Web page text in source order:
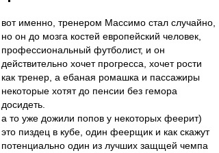
вот именно, тренером Массимо стал случайно,
но он до мозга костей европейский человек,
профессиональный футболист, и он
действительно хочет прогресса, хочет рости
как тренер, а ебаная ромашка и пассажиры
некоторые хотят до пенсии без гемора
досидеть.
а то уже дожили попов у некоторых феерит)
это пиздец в кубе, один феерщик и как скажут
потенциально один из лучших защщей чемпа